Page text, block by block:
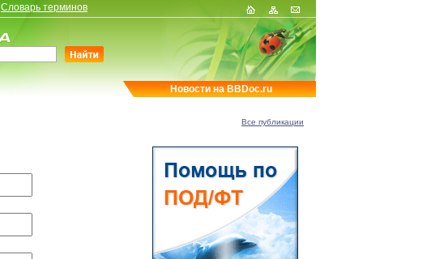
Словарь терминов
Новости на BBDoc.ru
Все публикации